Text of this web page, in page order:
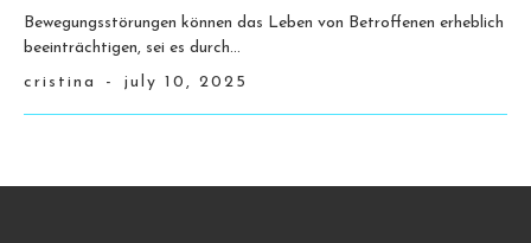
Bewegungsstörungen können das Leben von Betroffenen erheblich
beeinträchtigen, sei es durch...
cristina
- july 10, 2025